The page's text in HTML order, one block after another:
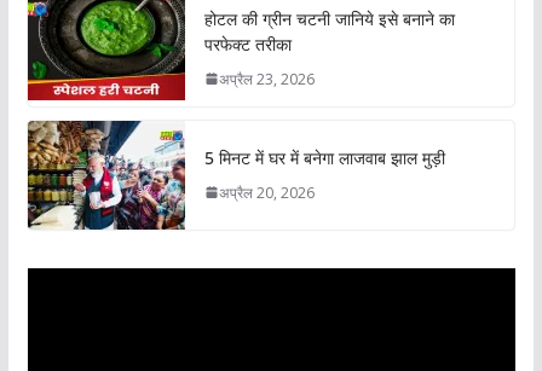
होटल की ग्रीन चटनी जानिये इसे बनाने का
परफेक्ट तरीका
अप्रैल 23, 2026
5 मिनट में घर में बनेगा लाजवाब झाल मुड़ी
अप्रैल 20, 2026